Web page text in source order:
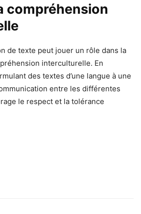
compréhension
de texte peut jouer un rôle dans la
interculturelle. En
des textes d’une langue à une
entre les différentes
le respect et la tolérance